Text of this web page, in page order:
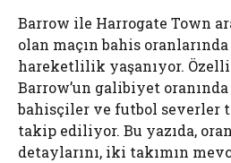
Barrow ile Harrogate Town
olan maçın bahis
hareketlilik yaşanıyor.
Barrow’un galibiyet
bahisçiler ve futbol severler
takip ediliyor. Bu yazıda,
detaylarını, iki takımın